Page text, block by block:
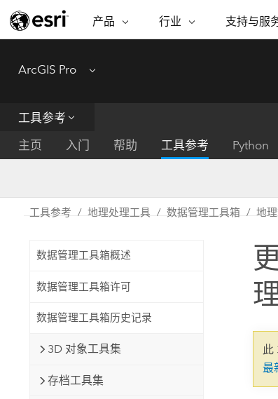
产品
ARCGIS
完整的 SaaS 制图平台
ArcGIS Enterprise
开发者技术
构建制图和空间分析应用程序
行业
行业
保护
能源公用事业
州和地方
电信
交通运输
支持与服
支持与服务
ArcGIS Pro Menu
工具参考
主页
入门 帮助 工具参考 Python
工具参考 地理处理工具 数据管理工具箱 地
数据管理工具箱概述
数据管理工具箱许可
数据管理工具箱历史记录
3D 对象工具集
存档工具集
此
最